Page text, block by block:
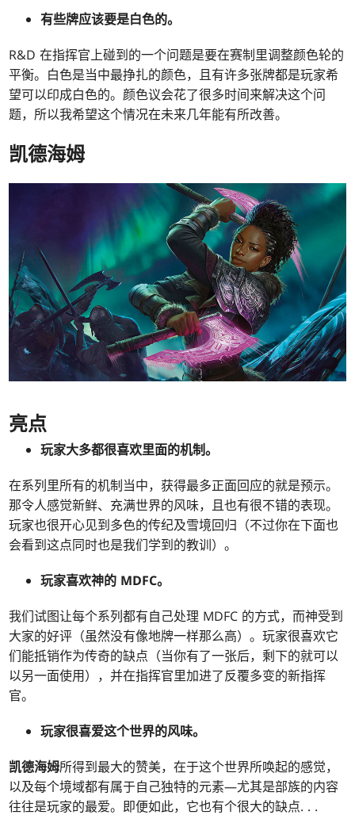
有些牌应该要是白色的。
R&D 在指挥官上碰到的一个问题是要在赛制里调整颜色轮的
平衡。白色是当中最挣扎的颜色，且有许多张牌都是玩家希
望可以印成白色的。颜色议会花了很多时间来解决这个问
题，所以我希望这个情况在未来几年能有所改善。
凯德海姆
亮点
玩家大多都很喜欢里面的机制。
在系列里所有的机制当中，获得最多正面回应的就是预示。
那令人感觉新鲜、充满世界的风味，且也有很不错的表现。
玩家也很开心见到多色的传纪及雪境回归（不过你在下面也
会看到这点同时也是我们学到的教训）。
玩家喜欢神的 MDFC。
我们试图让每个系列都有自己处理 MDFC 的方式，而神受到
大家的好评（虽然没有像地牌一样那么高）。玩家很喜欢它
们能抵销作为传奇的缺点（当你有了一张后，剩下的就可以
以另一面使用），并在指挥官里加进了反覆多变的新指挥
官。
玩家很喜爱这个世界的风味。
凯德海姆所得到最大的赞美，在于这个世界所唤起的感觉，
以及每个境域都有属于自己独特的元素—尤其是部族的内容
往往是玩家的最爱。即便如此，它也有个很大的缺点. . .